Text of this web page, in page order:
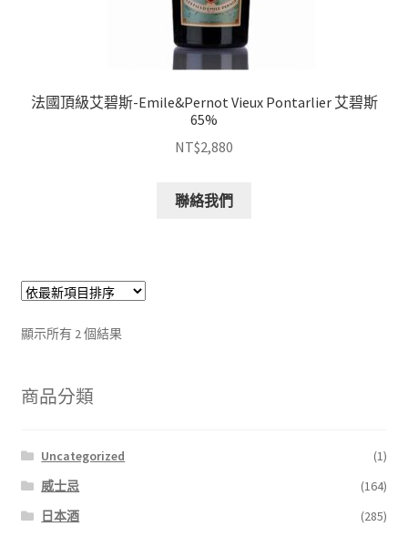
法國頂級艾碧斯-Emile&Pernot Vieux Pontarlier 艾碧斯
65%
NT$2,880
聯絡我們
顯示所有 2 個結果
商品分類
Uncategorized
(1)
威士忌
(164)
日本酒
(285)